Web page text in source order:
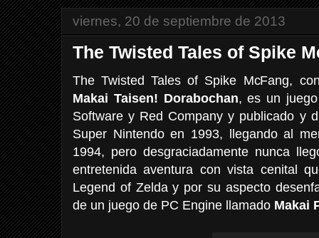
viernes, 20 de septiembre de 2013
The Twisted Tales of Spike
The Twisted Tales of Spike McFang,
Makai Taisen! Dorabochan, es un
Software y Red Company y publicado y
Super Nintendo en 1993, llegando al
1994, pero desgraciadamente nunca
entretenida aventura con vista cenital
Legend of Zelda y por su aspecto
de un juego de PC Engine llamado Makai